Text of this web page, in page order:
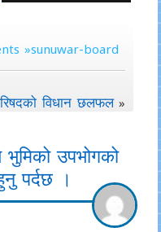
»sunuwar-board
विधान छलफल»
उपभोगको
पर्दछ ।